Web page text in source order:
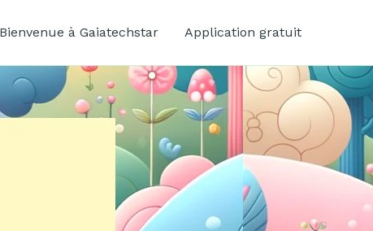
Bienvenue à Gaiatechstar Application gratuit